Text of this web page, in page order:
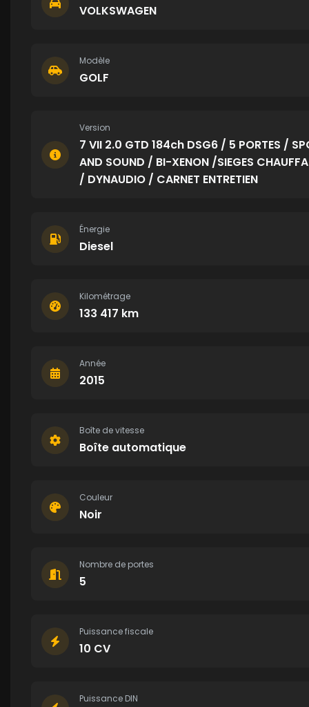
VOLKSWAGEN
Modèle
GOLF
Version
7 VII 2.0 GTD 184ch DSG6 / 5 PORTES /
AND SOUND / BI-XENON /SIEGES
/ DYNAUDIO / CARNET ENTRETIEN
Énergie
Diesel
Kilométrage
133 417 km
Année
2015
Boîte de vitesse
Boîte automatique
Couleur
Noir
Nombre de portes
5
Puissance fiscale
10 CV
Puissance DIN